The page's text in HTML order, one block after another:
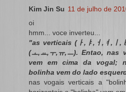
Kim Jin Su 11 de julho de
oi
hmm... voce inverteu...
"as verticais (ㅏ,ㅑ,ㅓ,ㅕ,ㅣ,
(ㅗ,ㅛ,ㅜ,ㅠ,ㅡ). Entao,
vem em cima da vogal;
bolinha vem do lado
nas vogais verticais a